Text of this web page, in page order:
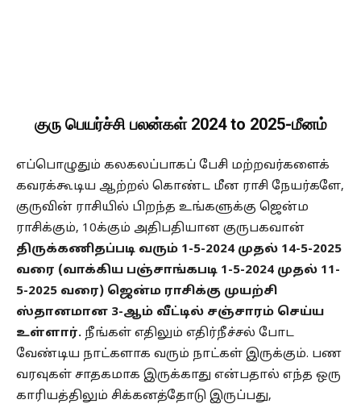
குரு பெயர்ச்சி பலன்கள் 2024 to 2025-மீனம்
எப்பொழுதும் கலகலப்பாகப் பேசி மற்றவர்களைக்
கவரக்கூடிய ஆற்றல் கொண்ட மீன ராசி நேயர்களே,
குருவின் ராசியில் பிறந்த உங்களுக்கு ஜென்ம
ராசிக்கும், 10க்கும் அதிபதியான குருபகவான்
திருக்கணிதப்படி வரும் 1-5-2024 முதல் 14-5-2025
வரை (வாக்கிய பஞ்சாங்கபடி 1-5-2024 முதல் 11-
5-2025 வரை) ஜென்ம ராசிக்கு முயற்சி
ஸ்தானமான 3-ஆம் வீட்டில் சஞ்சாரம் செய்ய
உள்ளார். நீங்கள் எதிலும் எதிர்நீச்சல் போட
வேண்டிய நாட்களாக வரும் நாட்கள் இருக்கும். பண
வரவுகள் சாதகமாக இருக்காது என்பதால் எந்த ஒரு
காரியத்திலும் சிக்கனத்தோடு இருப்பது,